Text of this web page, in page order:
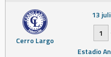
Cerro Largo
13
1
Estadio